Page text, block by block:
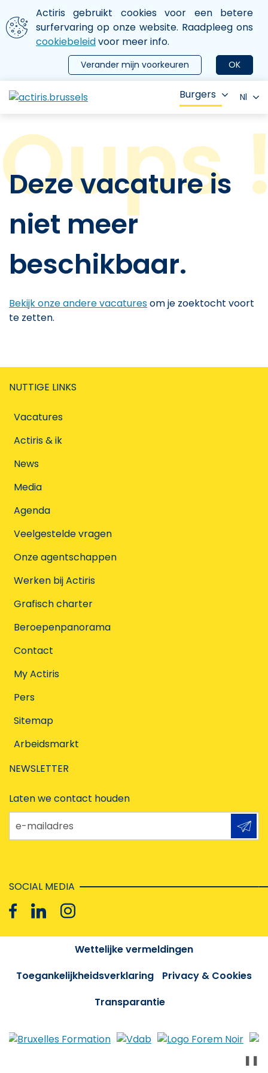
Aller au contenu principal
We gebruiken cookies
Actiris gebruikt cookies voor een betere
surfervaring op onze website. Raadpleeg ons
cookiebeleidvoor meer info.
OK
Verander mijn voorkeuren
le menu
Burgers Nl
Deze vacature is
niet meer
beschikbaar.
Bekijk onze andere vacaturesom je zoektocht voort
te zetten.
NUTTIGE LINKS
Vacatures
Actiris & ik
News
Media
Agenda
Veelgestelde vragen
Onze agentschappen
Werken bij Actiris
Grafisch charter
Beroepenpanorama
Contact
My Actiris
Pers
Sitemap
Arbeidsmarkt
NEWSLETTER
Laten we contact houden
e-mailadres
SOCIAL MEDIA
Wettelijke vermeldingen
Toegankelijkheidsverklaring
Privacy & Cookies
Transparantie
❚❚